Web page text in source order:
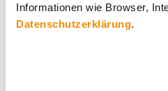
Informationen wie Browser,
Datenschutzerklärung.